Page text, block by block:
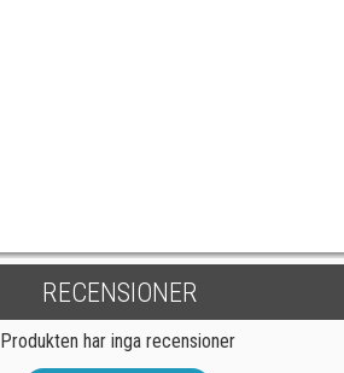
RECENSIONER
Produkten har inga recensioner